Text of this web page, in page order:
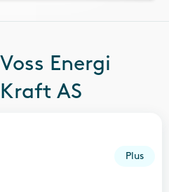
Voss Energi
Kraft AS
Plus